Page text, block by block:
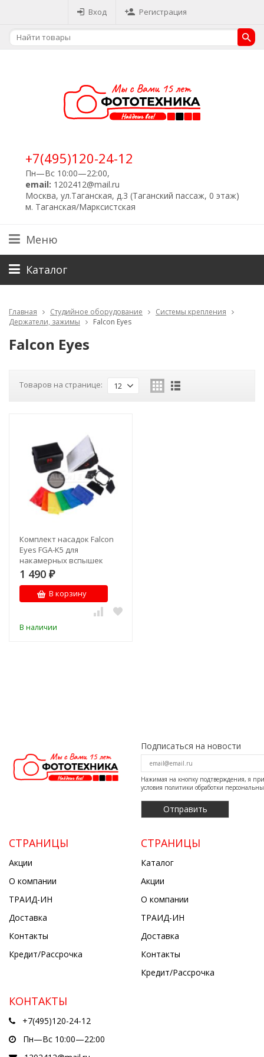
Вход Регистрация
+7(495)120-24-12
Пн—Вс 10:00—22:00,
email: 1202412@mail.ru
Москва, ул.Таганская, д.3 (Таганский пассаж, 0 этаж)
м. Таганская/Марксистская
Меню
Каталог
Главная Студийное оборудование
Системы крепления
Держатели, зажимы
Falcon Eyes
Falcon Eyes
Товаров на странице: 12
Комплект насадок Falcon
Eyes FGA-K5 для
накамерных вспышек
1 490 ₽
В корзину
В наличии
Подписаться на новости
Нажимая на кнопку подтверждения, я
условия политики обработки
СТРАНИЦЫ
Акции
О компании
ТРАИД-ИН
Доставка
Контакты
Кредит/Рассрочка
СТРАНИЦЫ
Каталог
Акции
О компании
ТРАИД-ИН
Доставка
Контакты
Кредит/Рассрочка
КОНТАКТЫ
+7(495)120-24-12
Пн—Вс 10:00—22:00